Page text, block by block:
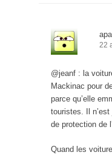
22
@jeanf : la
Mackinac pour
parce qu’elle
touristes. Il n’est
de protection de
Quand les